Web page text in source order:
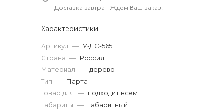
Доставка завтра - Ждем Ваш заказ!
Характеристики
Артикул — У-ДС-565
Страна — Россия
Материал — дерево
Тип — Парта
Товар для — подходит всем
Габариты — Габаритный